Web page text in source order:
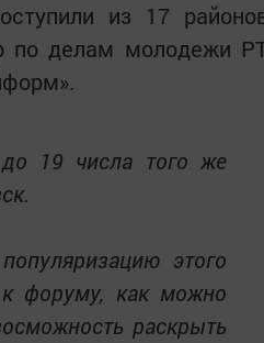
из 17
по делам молодежи
19 числа того же
этого
форуму, как можно
раскрыть